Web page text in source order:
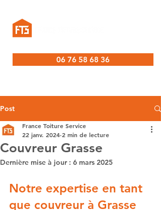
06 76 58 68 36
Post
Couvreur Grasse
France Toiture Service
22 janv. 2024 2 min de lecture
Dernière mise à jour : 6 mars 2025
Notre expertise en tant
que couvreur à Grasse